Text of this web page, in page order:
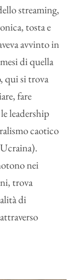
streaming,
tosta e
avvinto in
di quella
qui si trova
fare
leadership
caotico
nei
trova
di